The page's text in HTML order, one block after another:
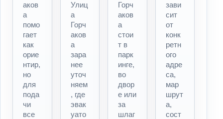
аков
а
помо
гает
как
орие
нтир,
но
для
пода
чи
все
Улиц
а
Горч
аков
а
зара
нее
уточ
няем
, где
эвак
уато
Горч
аков
а
стои
т в
парк
инге,
во
двор
е или
за
шлаг
зави
сит
от
конк
ретн
ого
адре
са,
мар
шрут
а,
сост